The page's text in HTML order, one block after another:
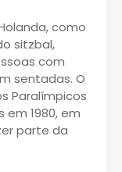
como
sitzbal,
com
sentadas. O
Paralímpicos
em 1980, em
parte da